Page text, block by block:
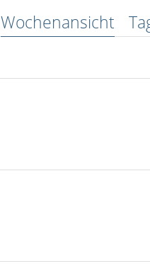
Wochenansicht